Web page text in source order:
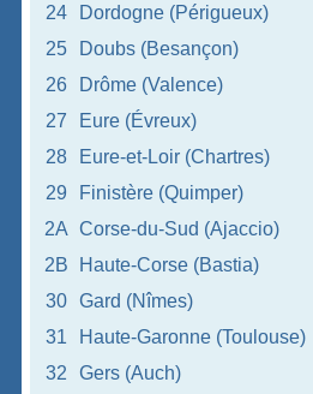
24
Dordogne (Périgueux)
25
Doubs (Besançon)
26
Drôme (Valence)
27
Eure (Évreux)
28
Eure-et-Loir (Chartres)
29
Finistère (Quimper)
2A Corse-du-Sud (Ajaccio)
2B
Haute-Corse (Bastia)
30
Gard (Nîmes)
31
Haute-Garonne (Toulouse)
32
Gers (Auch)